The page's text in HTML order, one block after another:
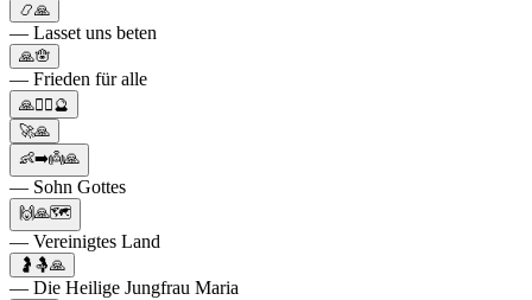
📿🙏
— Lasset uns beten
🙏🪬
— Frieden für alle
🙏🧝‍♀️🔮
🚀🙏
👶➡️👼🙏
— Sohn Gottes
🙌🙏🗺
— Vereinigtes Land
🤰🤱🙏
— Die Heilige Jungfrau Maria